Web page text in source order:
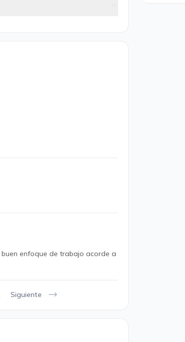
enfoque de trabajo acorde a
Siguiente